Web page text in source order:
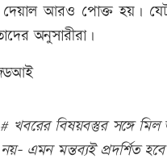
দেয়াল আরও পোক্ত হয়।
অনুসারীরা।
খবরের বিষয়বস্তুর সঙ্গে
এমন মন্তব্যই প্রদর্শিত